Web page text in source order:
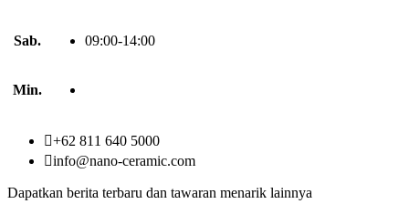
Sab. 09:00-14:00
Min.
+62 811 640 5000
info@nano-ceramic.com
Dapatkan berita terbaru dan tawaran menarik lainnya